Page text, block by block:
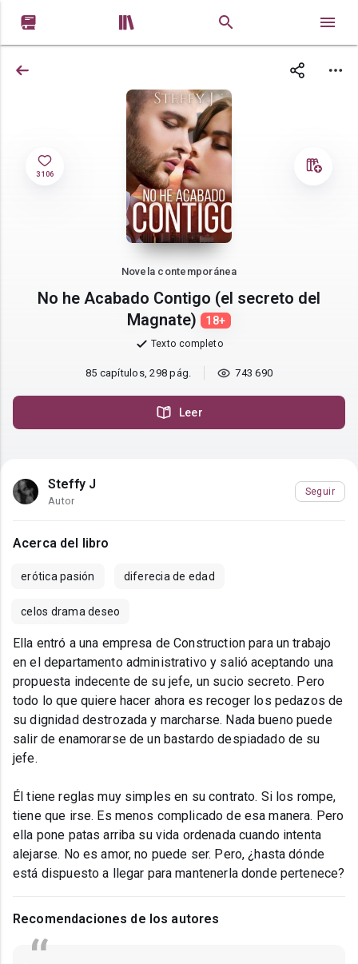
 
3 106
Novela contemporánea
No he Acabado Contigo (el secreto del
Magnate) 18+
Texto completo
85 capítulos, 298 pág. 743 690
Leer
Steffy J
Autor
Seguir
Acerca del libro
erótica pasión diferecia de edad
celos drama deseo
Ella entró a una empresa de Construction para un trabajo
en el departamento administrativo y salió aceptando una
propuesta indecente de su jefe, un sucio secreto. Pero
todo lo que quiere hacer ahora es recoger los pedazos de
su dignidad destrozada y marcharse. Nada bueno puede
salir de enamorarse de un bastardo despiadado de su
jefe.
Él tiene reglas muy simples en su contrato. Si los rompe,
tiene que irse. Es menos complicado de esa manera. Pero
ella pone patas arriba su vida ordenada cuando intenta
alejarse. No es amor, no puede ser. Pero, ¿hasta dónde
está dispuesto a llegar para mantenerla donde pertenece?
Recomendaciones de los autores